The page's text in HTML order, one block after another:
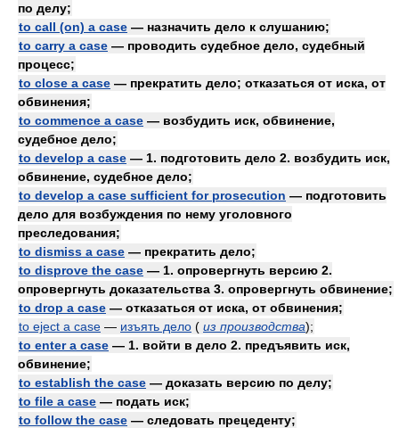
по делу;
to call (on) a case — назначить дело к слушанию;
to carry a case — проводить судебное дело, судебный
процесс;
to close a case — прекратить дело; отказаться от иска, от
обвинения;
to commence a case — возбудить иск, обвинение,
судебное дело;
to develop a case — 1. подготовить дело 2. возбудить иск,
обвинение, судебное дело;
to develop a case sufficient for prosecution — подготовить
дело для возбуждения по нему уголовного
преследования;
to dismiss a case — прекратить дело;
to disprove the case — 1. опровергнуть версию 2.
опровергнуть доказательства 3. опровергнуть обвинение;
to drop a case — отказаться от иска, от обвинения;
to eject a case — изъять дело ( из производства);
to enter a case — 1. войти в дело 2. предъявить иск,
обвинение;
to establish the case — доказать версию по делу;
to file a case — подать иск;
to follow the case — следовать прецеденту;